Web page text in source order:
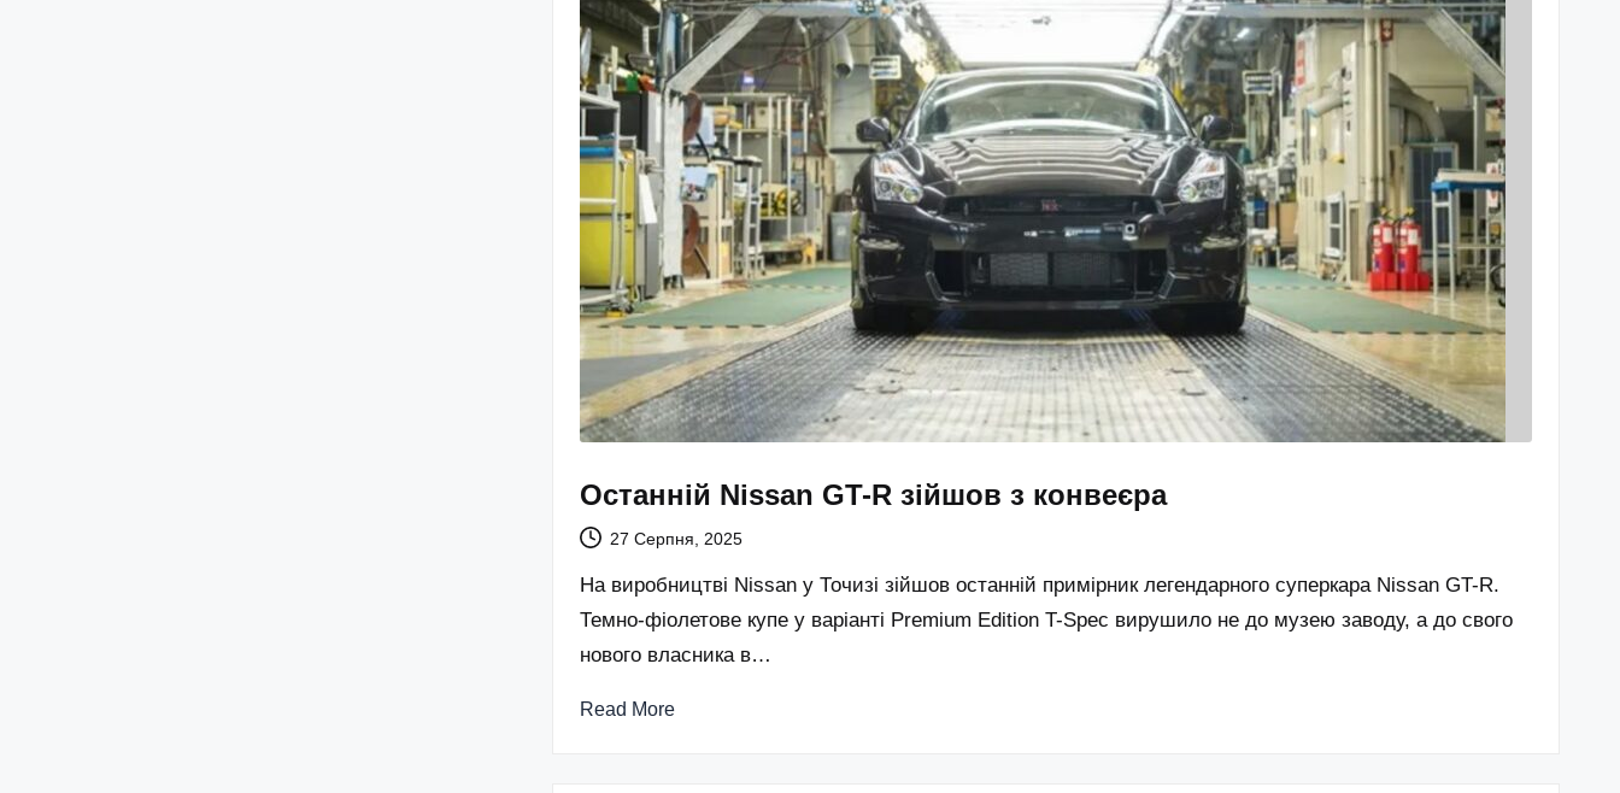
Останній Nissan GT-R зійшов з конвеєра
27 Серпня, 2025
На виробництві Nissan у Точизі зійшов останній примірник легендарного суперкара Nissan GT-R.
Темно-фіолетове купе у варіанті Premium Edition T-Spec вирушило не до музею заводу, а до свого
нового власника в…
Read More